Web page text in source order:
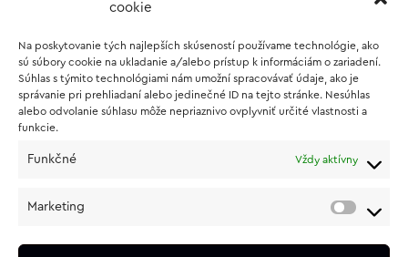
cookie
Na poskytovanie tých najlepších skúseností používame technológie, ako
sú súbory cookie na ukladanie a/alebo prístup k informáciám o zariadení.
Súhlas s týmito technológiami nám umožní spracovávať údaje, ako je
správanie pri prehliadaní alebo jedinečné ID na tejto stránke. Nesúhlas
alebo odvolanie súhlasu môže nepriaznivo ovplyvniť určité vlastnosti a
funkcie.
Funkčné Vždy aktívny
Marketing
Vernostný program
O NÁKUPE
Vrátenie a reklamácia tovaru